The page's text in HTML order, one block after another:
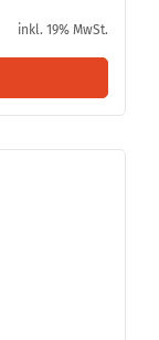
inkl. 19% MwSt.